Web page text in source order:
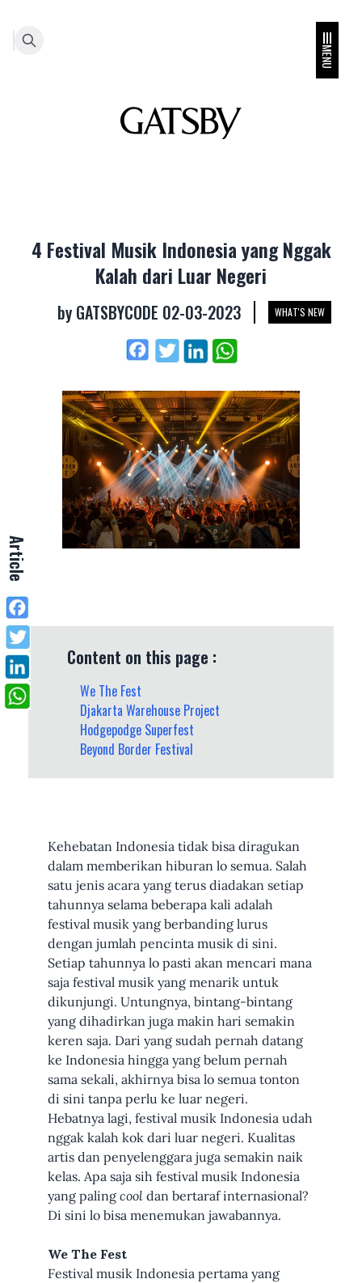
MENU
4 Festival Musik Indonesia yang Nggak
Kalah dari Luar Negeri
by GATSBYCODE 02-03-2023 WHAT'S NEW
Article
Content on this page :
We The Fest
Djakarta Warehouse Project
Hodgepodge Superfest
Beyond Border Festival
Kehebatan Indonesia tidak bisa diragukan
dalam memberikan hiburan lo semua. Salah
satu jenis acara yang terus diadakan setiap
tahunnya selama beberapa kali adalah
festival musik yang berbanding lurus
dengan jumlah pencinta musik di sini.
Setiap tahunnya lo pasti akan mencari mana
saja festival musik yang menarik untuk
dikunjungi. Untungnya, bintang-bintang
yang dihadirkan juga makin hari semakin
keren saja. Dari yang sudah pernah datang
ke Indonesia hingga yang belum pernah
sama sekali, akhirnya bisa lo semua tonton
di sini tanpa perlu ke luar negeri.
Hebatnya lagi, festival musik Indonesia udah
nggak kalah kok dari luar negeri. Kualitas
artis dan penyelenggara juga semakin naik
kelas. Apa saja sih festival musik Indonesia
yang paling cooldan bertaraf internasional?
Di sini lo bisa menemukan jawabannya.
We The Fest
Festival musik Indonesia pertama yang